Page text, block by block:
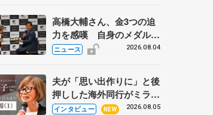
高橋大輔さん、金3つの迫
力を感嘆 自身のメダルは
「どちらに？」 〝リス兄
野村忠宏さんと対談
ニュース 2026.08.04
夫が「思い出作りに」と後
押しした海外同行がミラノ
まで… 繁華街のリンクで
インタビュー NEW 2026.08.05